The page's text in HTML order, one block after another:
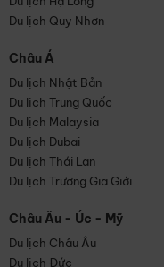
Du lịch Quy Nhơn
Châu Á
Du lịch Nhật Bản
Du lịch Trung Quốc
Du lịch Malaysia
Du lịch Dubai
Du lịch Thái Lan
Du lịch Trương Gia Giới
Châu Âu - Úc - Mỹ
Du lịch Châu Âu
Du lịch Đức